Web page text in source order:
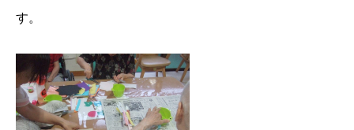
す。